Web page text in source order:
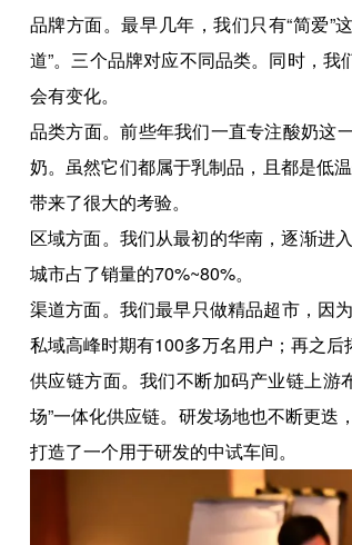
品牌方面。最早几年，我们只有“简爱”
道”。三个品牌对应不同品类。同时，
会有变化。
品类方面。前些年我们一直专注酸奶这
奶。虽然它们都属于乳制品，且都是低
带来了很大的考验。
区域方面。我们从最初的华南，逐渐进
城市占了销量的70%~80%。
渠道方面。我们最早只做精品超市，因
私域高峰时期有100多万名用户；再之后
供应链方面。我们不断加码产业链上游
场”一体化供应链。研发场地也不断更
打造了一个用于研发的中试车间。